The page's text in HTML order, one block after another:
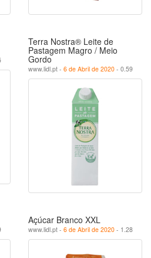
Terra Nostra® Leite de
Pastagem Magro / Meio
Gordo
www.lidl.pt - 6 de Abril de 2020 - 0.59
Açúcar Branco XXL
www.lidl.pt - 6 de Abril de 2020 - 1.28